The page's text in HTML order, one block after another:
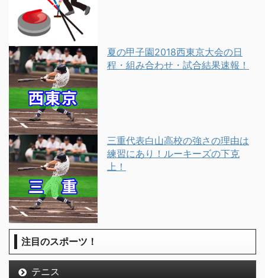
夏の甲子園2018西東京大会の日
程・組み合わせ・試合結果速報！
三重代表白山高校の強さの理由は
練習にあり！ルーキーズの下克
上！
注目のスポーツ！
テニス